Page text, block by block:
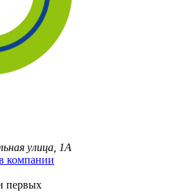
улица, 1А
компании
первых